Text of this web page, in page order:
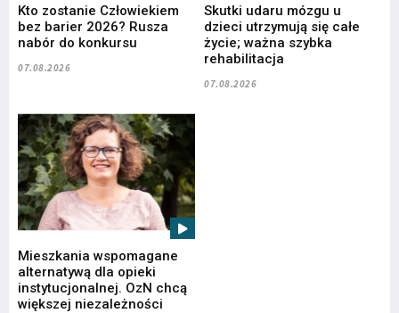
Kto zostanie Człowiekiem
bez barier 2026? Rusza
nabór do konkursu
07.08.2026
Skutki udaru mózgu u
dzieci utrzymują się całe
życie; ważna szybka
rehabilitacja
07.08.2026
Mieszkania wspomagane
alternatywą dla opieki
instytucjonalnej. OzN chcą
większej niezależności